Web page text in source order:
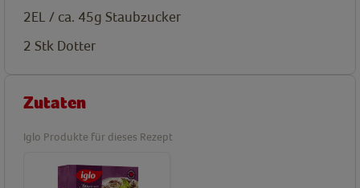
2EL / ca. 45g Staubzucker
2 Stk Dotter
Zutaten
Iglo Produkte für dieses Rezept